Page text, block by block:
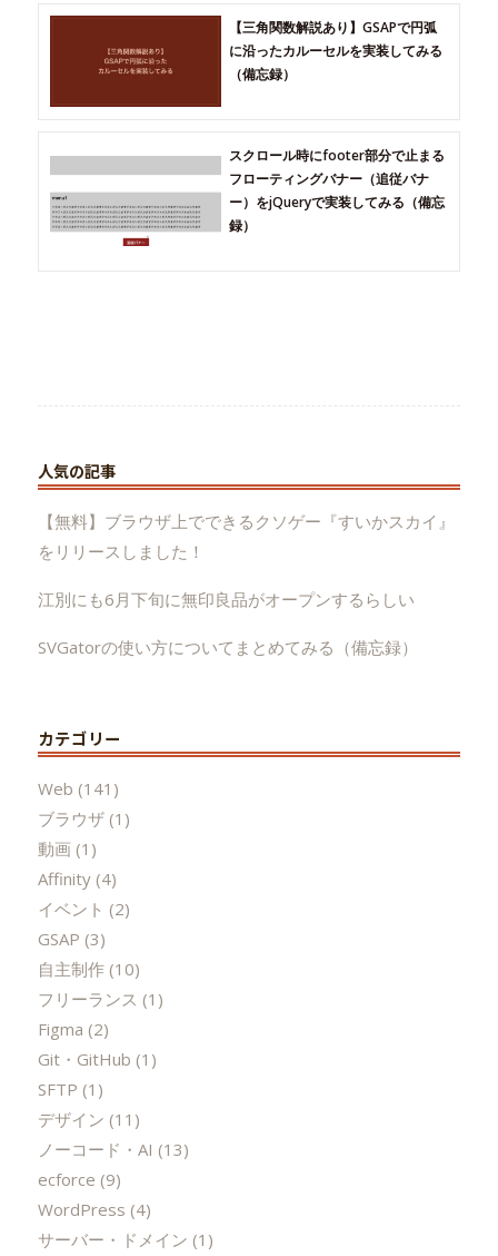
【三角関数解説あり】GSAPで円弧
に沿ったカルーセルを実装してみる
（備忘録）
スクロール時にfooter部分で止まる
フローティングバナー（追従バナ
ー）をjQueryで実装してみる（備忘
録）
人気の記事
【無料】ブラウザ上でできるクソゲー『すいかスカイ』
をリリースしました！
江別にも6月下旬に無印良品がオープンするらしい
SVGatorの使い方についてまとめてみる（備忘録）
カテゴリー
Web (141)
ブラウザ(1)
動画 (1)
Affinity(4)
イベント (2)
GSAP (3)
自主制作(10)
フリーランス (1)
Figma (2)
Git・GitHub (1)
SFTP (1)
デザイン (11)
ノーコード・AI (13)
ecforce (9)
WordPress (4)
サーバー・ドメイン (1)